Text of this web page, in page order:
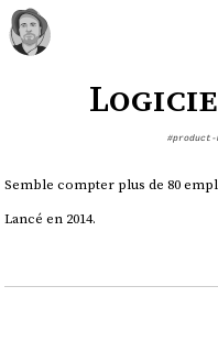
#product-
Semble compter plus de 80
Lancé en 2014.